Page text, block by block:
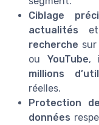
Ciblage
actualités et
recherche
ou YouTube,
millions
réelles.
Protection
données